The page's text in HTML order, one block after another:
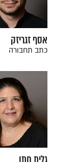
אסף זגריזק
כתב תחבורה